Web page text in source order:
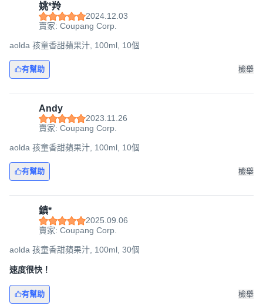
姚*羚
2024.12.03
賣家: Coupang Corp.
aolda 孩童香甜蘋果汁, 100ml, 10個
有幫助 檢舉
Andy
2023.11.26
賣家: Coupang Corp.
aolda 孩童香甜蘋果汁, 100ml, 10個
有幫助 檢舉
鎮*
2025.09.06
賣家: Coupang Corp.
aolda 孩童香甜蘋果汁, 100ml, 30個
速度很快！
有幫助 檢舉